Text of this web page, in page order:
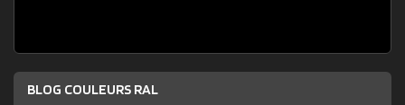
BLOG COULEURS RAL